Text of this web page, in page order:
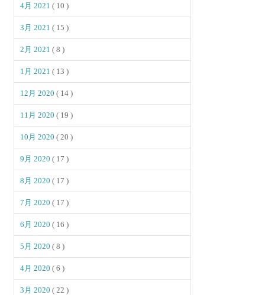
4月 2021( 10 )
3月 2021( 15 )
2月 2021( 8 )
1月 2021( 13 )
12月 2020( 14 )
11月 2020( 19 )
10月 2020( 20 )
9月 2020( 17 )
8月 2020( 17 )
7月 2020( 17 )
6月 2020( 16 )
5月 2020( 8 )
4月 2020( 6 )
3月 2020( 22 )